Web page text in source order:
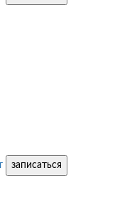
записаться